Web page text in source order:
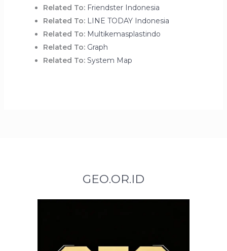
Related To: Friendster Indonesia
Related To: LINE TODAY Indonesia
Related To: Multikemasplastindo
Related To: Graph
Related To: System Map
GEO.OR.ID